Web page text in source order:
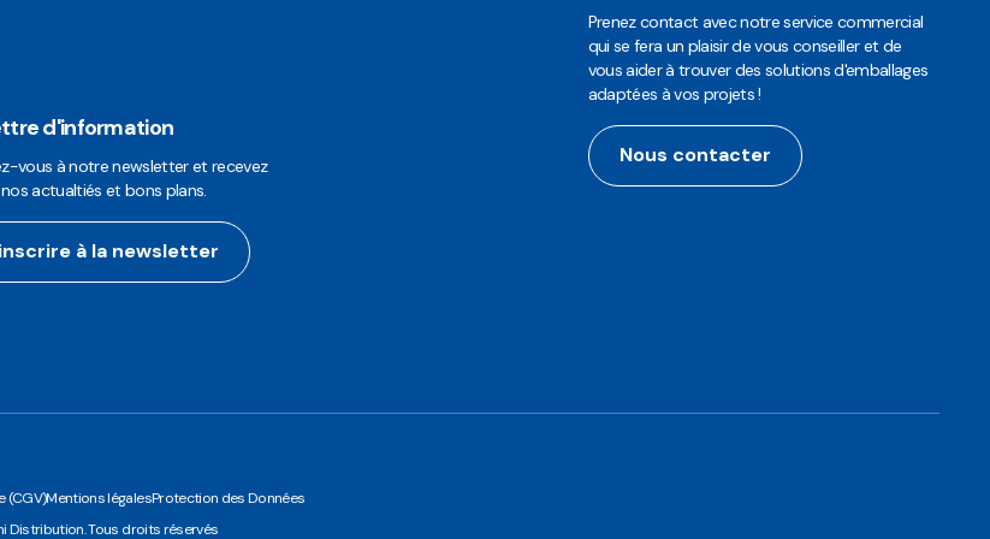
d'information
vous à notre newsletter et recevez
actualtiés et bons plans.
à la newsletter
Prenez contact avec notre service commercial
qui se fera un plaisir de vous conseiller et de
vous aider à trouver des solutions d'emballages
adaptées à vos projets !
Nous contacter
(CGV)Mentions légalesProtection des Données
Distribution. Tous droits réservés